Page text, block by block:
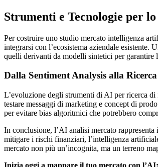
Strumenti e Tecnologie per
Per costruire uno studio mercato intelligenza
integrarsi con l’ecosistema aziendale
quelli derivanti da modelli sintetici per garantire
Dalla Sentiment Analysis alla
L’evoluzione degli strumenti di AI per ricerca
testare messaggi di marketing e concept di
per evitare bias algoritmici che potrebbero
In conclusione, l’AI analisi mercato
mitigare i rischi finanziari, l’intelligenza
mercato non più un’incognita, ma un terreno
Inizia oggi a mappare il tuo mercato con